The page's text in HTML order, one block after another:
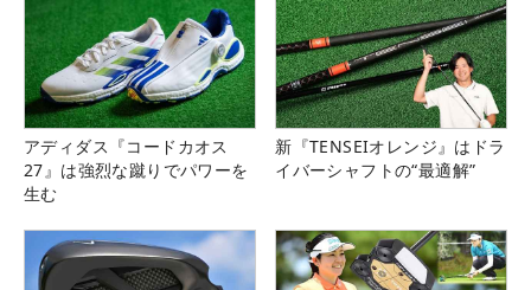
アディダス『コードカオス
27』は強烈な蹴りでパワーを
生む
新『TENSEIオレンジ』はドラ
イバーシャフトの“最適解”